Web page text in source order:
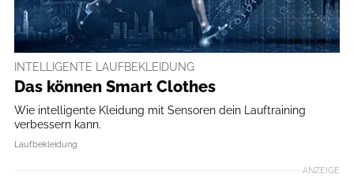
INTELLIGENTE LAUFBEKLEIDUNG
Das können Smart Clothes
Wie intelligente Kleidung mit Sensoren dein Lauftraining
verbessern kann.
Laufbekleidung
ANZEIGE